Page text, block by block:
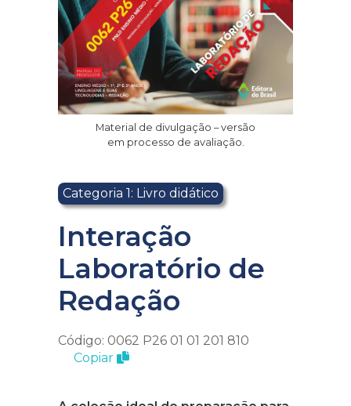
Material de divulgação – versão
em processo de avaliação.
Categoria 1: Livro didático
Interação
Laboratório de
Redação
Código: 0062 P26 01 01 201 810
Copiar